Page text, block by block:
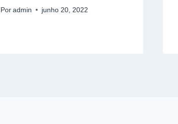
Por admin junho 20, 2022